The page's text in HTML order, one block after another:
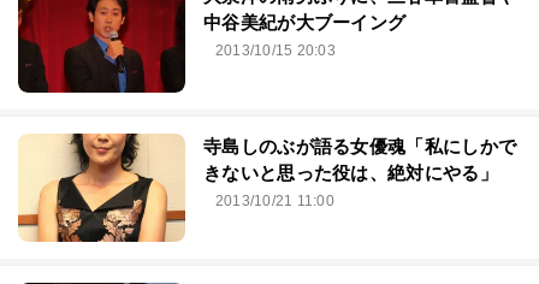
中谷美紀が大ブーイング
2013/10/15 20:03
寺島しのぶが語る女優魂「私にしかで
きないと思った役は、絶対にやる」
2013/10/21 11:00